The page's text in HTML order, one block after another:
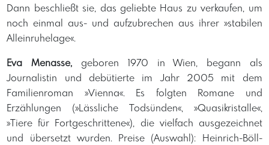
Dann beschließt sie, das geliebte Haus zu verkaufen, um
noch einmal aus- und aufzubrechen aus ihrer »stabilen
Alleinruhelage«.
Eva Menasse,geboren 1970 in Wien, begann als
Journalistin und debütierte im Jahr 2005 mit dem
Familienroman »Vienna«. Es folgten Romane und
Erzählungen (»Lässliche Todsünden«, »Quasikristalle«,
»Tiere für Fortgeschrittene«), die vielfach ausgezeichnet
und übersetzt wurden. Preise (Auswahl): Heinrich-Böll-